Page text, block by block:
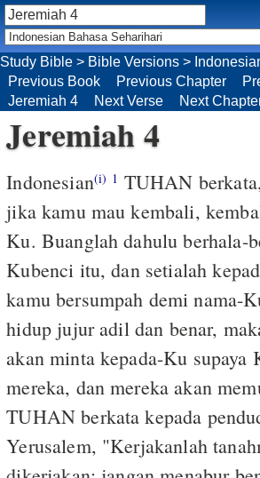
Study Bible > Bible Versions >
Previous Book
Previous Chapter
Jeremiah 4
Next Verse Next
Jeremiah 4
Indonesian(i) 1 TUHAN
jika kamu mau kembali,
Ku. Buanglah dahulu berhala-
Kubenci itu, dan setialah
kamu bersumpah demi nama-
hidup jujur adil dan benar,
akan minta kepada-Ku supaya
mereka, dan mereka akan
TUHAN berkata kepada
Yerusalem, "Kerjakanlah